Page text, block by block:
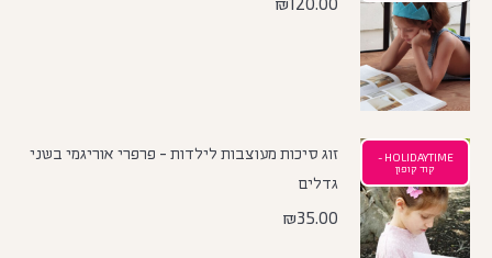
HOLIDAYTIME -
קוד קופון
זוג סיכות מעוצבות לילדות - פרפרי אוריגמי בשני
גדלים
₪35.00